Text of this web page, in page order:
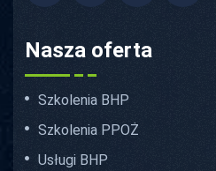
Nasza oferta
Szkolenia BHP
Szkolenia PPOŻ
Usługi BHP